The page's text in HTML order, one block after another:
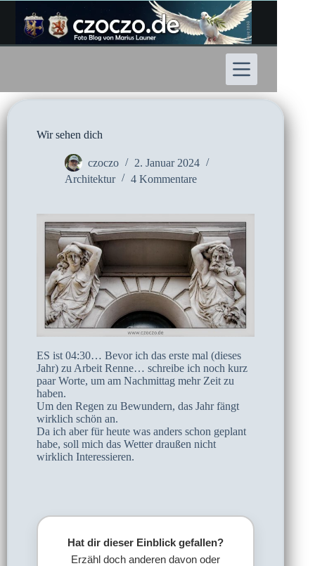
Inhalt
springen
Wir sehen dich
czoczo
2. Januar 2024
Architektur
4 Kommentare
ES ist 04:30… Bevor ich das erste mal (dieses
Jahr) zu Arbeit Renne… schreibe ich noch kurz
paar Worte, um am Nachmittag mehr Zeit zu
haben.
Um den Regen zu Bewundern, das Jahr fängt
wirklich schön an.
Da ich aber für heute was anders schon geplant
habe, soll mich das Wetter draußen nicht
wirklich Interessieren.
Hat dir dieser Einblick gefallen?
Erzähl doch anderen davon oder